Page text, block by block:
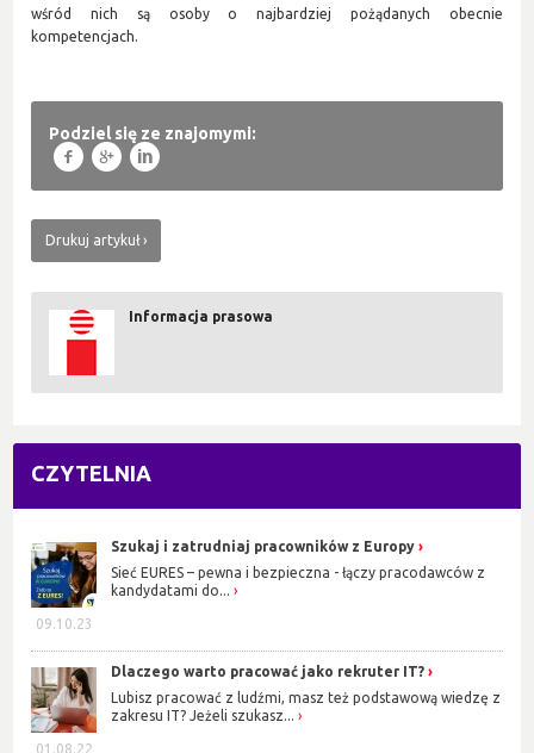
wśród nich są osoby o najbardziej pożądanych obecnie
kompetencjach.
Podziel się ze znajomymi:
f g l
Drukuj artykuł
Informacja prasowa
CZYTELNIA
09.10.23
Szukaj i zatrudniaj pracowników z Europy
Sieć EURES – pewna i bezpieczna - łączy pracodawców z
kandydatami do...
01.08.22
Dlaczego warto pracować jako rekruter IT?
Lubisz pracować z ludźmi, masz też podstawową wiedzę z
zakresu IT? Jeżeli szukasz...